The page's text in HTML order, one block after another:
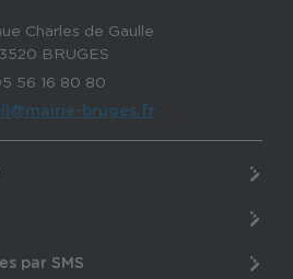
Charles de Gaulle
BRUGES
56 16 80 80
bruges.fr
par SMS